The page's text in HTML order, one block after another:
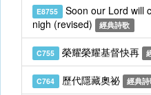
E8755 Soon our Lord will
nigh (revised)
經典詩歌
C755 榮耀榮耀基督快再
C764 歷代隱藏奧祕 經典